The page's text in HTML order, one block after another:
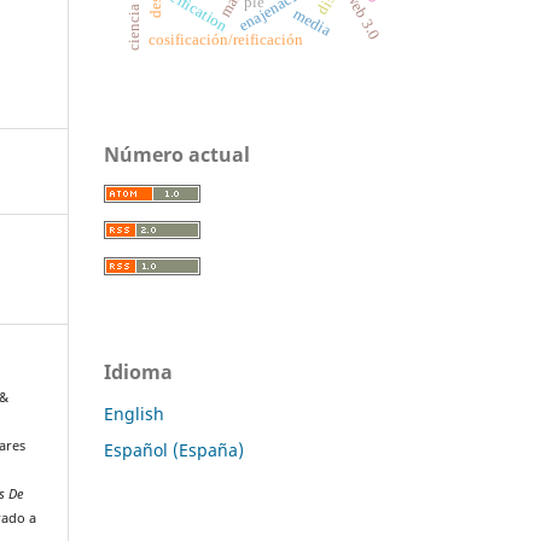
De
a
cosificación/reificaciónmedia web 3.0
Número actual
Idioma
English
Español (España)